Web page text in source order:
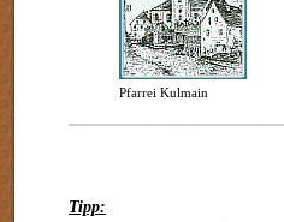
Pfarrei Kulmain
Tipp: